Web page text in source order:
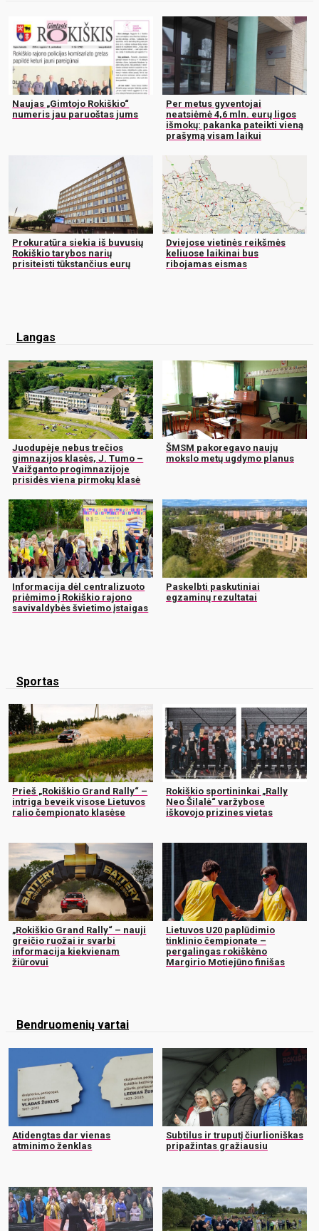
Naujas „Gimtojo Rokiškio“
numeris jau paruoštas jums
Per metus gyventojai
neatsiėmė 4,6 mln. eurų ligos
išmokų: pakanka pateikti vieną
prašymą visam laikui
Prokuratūra siekia iš buvusių
Rokiškio tarybos narių
prisiteisti tūkstančius eurų
Dviejose vietinės reikšmės
keliuose laikinai bus
ribojamas eismas
Langas
Juodupėje nebus trečios
gimnazijos klasės, J. Tumo –
Vaižganto progimnazijoje
prisidės viena pirmokų klasė
ŠMSM pakoregavo naujų
mokslo metų ugdymo planus
Informacija dėl centralizuoto
priėmimo į Rokiškio rajono
savivaldybės švietimo įstaigas
Paskelbti paskutiniai
egzaminų rezultatai
Sportas
Prieš „Rokiškio Grand Rally“ –
intriga beveik visose Lietuvos
ralio čempionato klasėse
Rokiškio sportininkai „Rally
Neo Šilalė“ varžybose
iškovojo prizines vietas
„Rokiškio Grand Rally“ – nauji
greičio ruožai ir svarbi
informacija kiekvienam
žiūrovui
Lietuvos U20 paplūdimio
tinklinio čempionate –
pergalingas rokiškėno
Margirio Motiejūno finišas
Bendruomenių vartai
Atidengtas dar vienas
atminimo ženklas
Subtilus ir truputį čiurlioniškas
pripažintas gražiausiu